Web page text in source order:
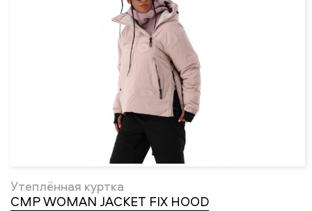
Утеплённая куртка
CMP WOMAN JACKET FIX HOOD